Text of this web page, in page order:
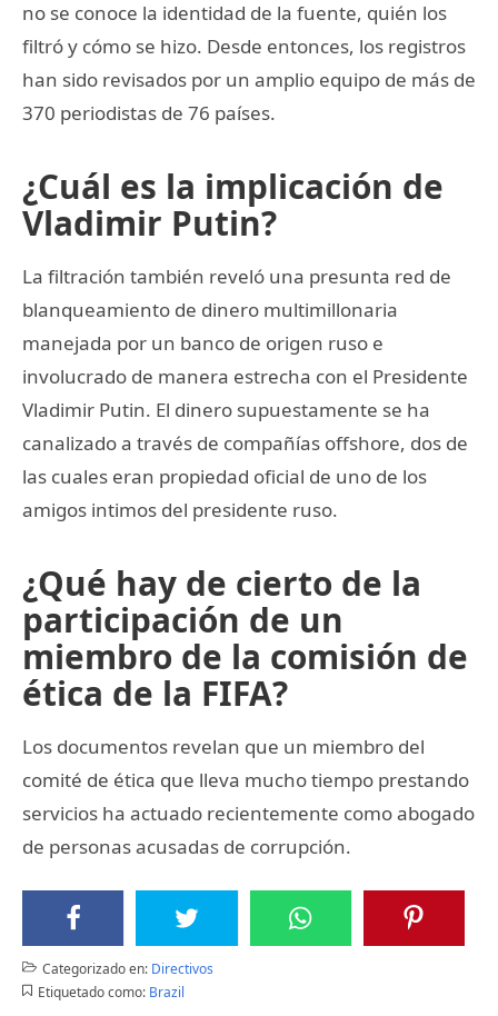
no se conoce la identidad de la fuente, quién los
filtró y cómo se hizo. Desde entonces, los registros
han sido revisados por un amplio equipo de más de
370 periodistas de 76 países.
¿Cuál es la implicación de
Vladimir Putin?
La filtración también reveló una presunta red de
blanqueamiento de dinero multimillonaria
manejada por un banco de origen ruso e
involucrado de manera estrecha con el Presidente
Vladimir Putin. El dinero supuestamente se ha
canalizado a través de compañías offshore, dos de
las cuales eran propiedad oficial de uno de los
amigos intimos del presidente ruso.
¿Qué hay de cierto de la
participación de un
miembro de la comisión de
ética de la FIFA?
Los documentos revelan que un miembro del
comité de ética que lleva mucho tiempo prestando
servicios ha actuado recientemente como abogado
de personas acusadas de corrupción.
Categorizado en: Directivos
Etiquetado como: Brazil